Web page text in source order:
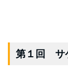
第１回 サ